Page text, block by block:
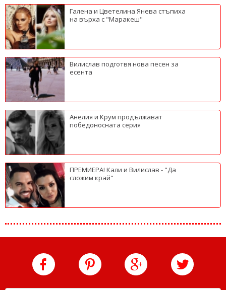
Галена и Цветелина Янева стъпиха
на върха с "Маракеш"
Вилислав подготвя нова песен за
есента
Анелия и Крум продължават
победоносната серия
ПРЕМИЕРА! Кали и Вилислав - "Да
сложим край"